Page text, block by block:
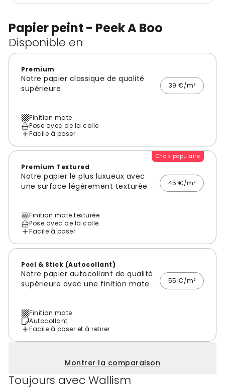
Papier peint - Peek A Boo
Disponible en
Premium
Notre papier classique de qualité
supérieure
39 €/m²
Finition mate
Pose avec de la colle
Facile à poser
Choix populaire
Premium Textured
Notre papier le plus luxueux avec
une surface légèrement texturée
45 €/m²
Finition mate texturée
Pose avec de la colle
Facile à poser
Peel & Stick (Autocollant)
Notre papier autocollant de qualité
supérieure avec une finition mate
55 €/m²
Finition mate
Autocollant
Facile à poser et à retirer
Montrer la comparaison
Toujours avec Wallism